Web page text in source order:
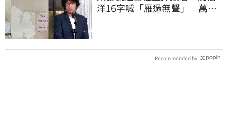
洋16字喊「雁過無聲」 萬人
Recommended by